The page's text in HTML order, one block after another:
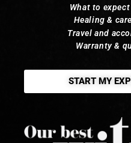
What to
Healing &
Travel and
Warranty &
START MY